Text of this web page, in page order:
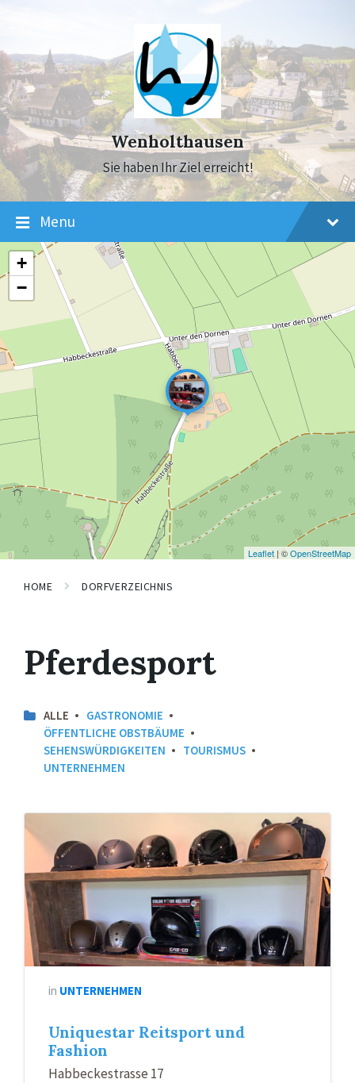
navigation
Wenholthausen
Sie haben Ihr Ziel erreicht!
Menu
+
−
Leaflet| ©OpenStreetMap
HOME DORFVERZEICHNIS
Pferdesport
ALLE
GASTRONOMIE
ÖFFENTLICHE OBSTBÄUME
SEHENSWÜRDIGKEITEN
TOURISMUS
UNTERNEHMEN
in UNTERNEHMEN
Uniquestar Reitsport und
Fashion
Habbeckestrasse 17